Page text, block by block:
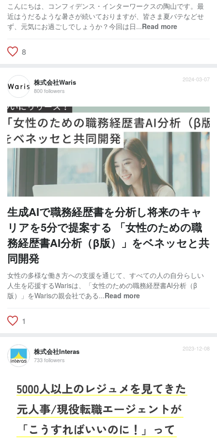
こんにちは、コンフィデンス・インターワークスの陶山です。最
近はうだるような暑さが続いておりますが、皆さま夏バテなどせ
ず、元気にお過ごしでしょうか？今回は日...Read more
8
株式会社Waris
800 followers
2024-03-07
生成AIで職務経歴書を分析し将来のキャ
リアを5分で提案する 「女性のための職
務経歴書AI分析（β版）」をベネッセと共
同開発
女性の多様な働き方への支援を通じて、すべての人の自分らしい
人生を応援するWarisは、「女性のための職務経歴書AI分析（β
版）」をWarisの親会社である...Read more
1
株式会社Interas
733 followers
2023-12-08